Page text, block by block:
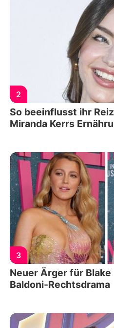
2
So beeinflusst ihr
Miranda Kerrs
3
Neuer Ärger für
Baldoni-Rechtsdrama